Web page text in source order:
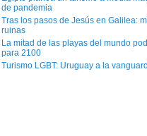
de pandemia
Tras los pasos de Jesús en Galilea:
ruinas
La mitad de las playas del mundo
para 2100
Turismo LGBT: Uruguay a la